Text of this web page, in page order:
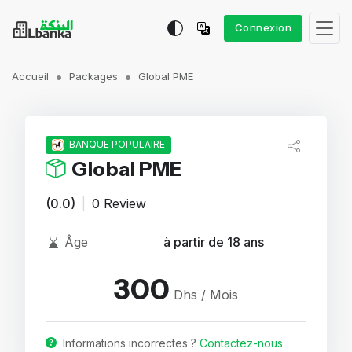
Connexion
Accueil Packages Global PME
BANQUE POPULAIRE
Global PME
(0.0) 0 Review
Âge à partir de 18 ans
300 Dhs / Mois
Informations incorrectes ?Contactez-nous